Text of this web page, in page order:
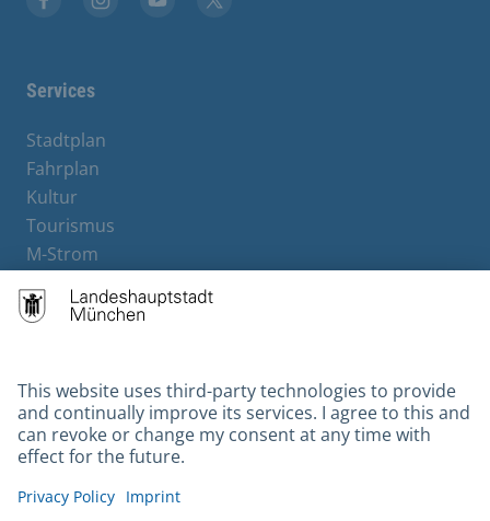
Services
Stadtplan
Fahrplan
Kultur
Tourismus
M-Strom
Hotels
Contact
Barrierefreiheit
Leichte Sprache
Gebärdensprache